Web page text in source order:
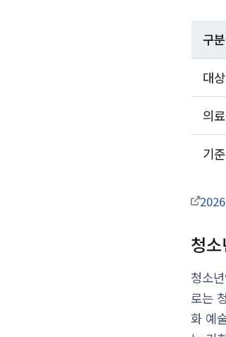
구분
대
의
기
청
청소
로는
화 예